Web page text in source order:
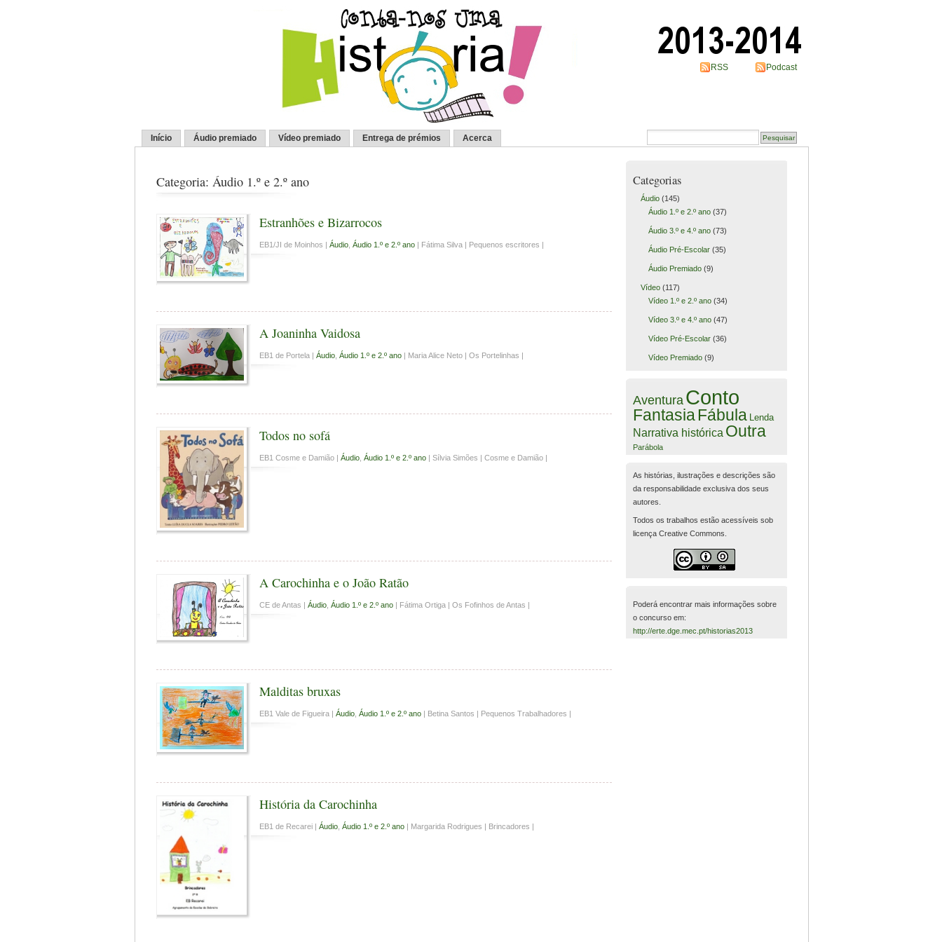
RSS Podcast
Início Áudio premiado Vídeo premiado Entrega de prémios Acerca
Categoria: Áudio 1.º e 2.º ano
Estranhões e Bizarrocos
EB1/JI de Moinhos |Áudio,Áudio 1.º e 2.º ano | Fátima Silva | Pequenos escritores |
A Joaninha Vaidosa
EB1 de Portela |Áudio ,Áudio 1.º e 2.º ano | Maria Alice Neto | Os Portelinhas |
Todos no sofá
EB1 Cosme e Damião |Áudio ,Áudio 1.º e 2.º ano | Sílvia Simões | Cosme e Damião |
A Carochinha e o João Ratão
CE de Antas |Áudio ,Áudio 1.º e 2.º ano | Fátima Ortiga | Os Fofinhos de Antas |
Malditas bruxas
EB1 Vale de Figueira |Áudio,Áudio 1.º e 2.º ano | Betina Santos | Pequenos Trabalhadores |
História da Carochinha
EB1 de Recarei |Áudio ,Áudio 1.º e 2.º ano | Margarida Rodrigues | Brincadores |
Categorias
Áudio(145)
Áudio 1.º e 2.º ano(37)
Áudio 3.º e 4.º ano(73)
Áudio Pré-Escolar(35)
Áudio Premiado(9)
Vídeo(117)
Vídeo 1.º e 2.º ano(34)
Vídeo 3.º e 4.º ano(47)
Vídeo Pré-Escolar(36)
Vídeo Premiado(9)
Aventura Conto
FantasiaFábula Lenda
Narrativa histórica Outra
Parábola
As histórias, ilustrações e descrições são
da responsabilidade exclusiva dos seus
autores.
Todos os trabalhos estão acessíveis sob
licença Creative Commons.
Poderá encontrar mais informações sobre
o concurso em:
http://erte.dge.mec.pt/historias2013